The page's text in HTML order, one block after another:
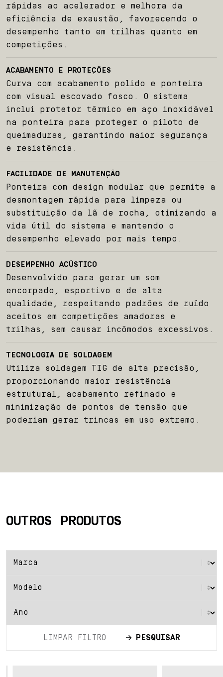
Produtos
Team BelParts
Seja um revendedor
Blog
Contato
rápidas ao acelerador e melhora da
eficiência de exaustão, favorecendo o
desempenho tanto em trilhas quanto em
competições.
ACABAMENTO E PROTEÇÕES
Curva com acabamento polido e ponteira
com visual escovado fosco. O sistema
inclui protetor térmico em aço inoxidável
na ponteira para proteger o piloto de
queimaduras, garantindo maior segurança
e resistência.
FACILIDADE DE MANUTENÇÃO
Ponteira com design modular que permite a
desmontagem rápida para limpeza ou
substituição da lã de rocha, otimizando a
vida útil do sistema e mantendo o
desempenho elevado por mais tempo.
DESEMPENHO ACÚSTICO
Desenvolvido para gerar um som
encorpado, esportivo e de alta
qualidade, respeitando padrões de ruído
aceitos em competições amadoras e
trilhas, sem causar incômodos excessivos.
TECNOLOGIA DE SOLDAGEM
Utiliza soldagem TIG de alta precisão,
proporcionando maior resistência
estrutural, acabamento refinado e
minimização de pontos de tensão que
poderiam gerar trincas em uso extremo.
OUTROS PRODUTOS
LIMPAR FILTRO PESQUISAR